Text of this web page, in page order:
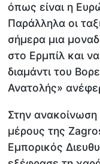
όπως είναι η
Παράλληλα οι
σήμερα μια
στο Ερμπίλ και
διαμάντι του
Ανατολής»
Στην ανακοίνωση
μέρους της
Εμπορικός